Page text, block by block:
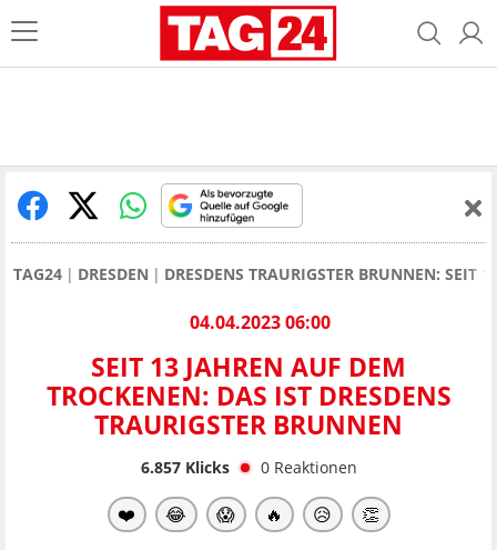
TAG24 DRESDEN DRESDENS TRAURIGSTER BRUNNEN: SEIT
04.04.2023 06:00
SEIT 13 JAHREN AUF DEM
TROCKENEN: DAS IST DRESDENS
TRAURIGSTER BRUNNEN
6.857Klicks 0 Reaktionen
❤️ 😂 😱 🔥 😥 👏